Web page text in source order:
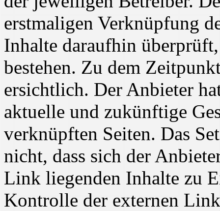
erstmaligen Verknüpfung
Inhalte daraufhin
bestehen. Zu dem
ersichtlich. Der Anbieter
aktuelle und zukünftige
verknüpften Seiten. Das
nicht, dass sich der
Link liegenden Inhalte zu
Kontrolle der externen